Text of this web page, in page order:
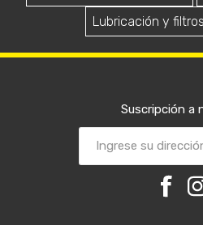
Lubricación y filtros
Suscripción a